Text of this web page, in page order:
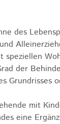
des
speziellen
der
Grundrisses
mit
eine